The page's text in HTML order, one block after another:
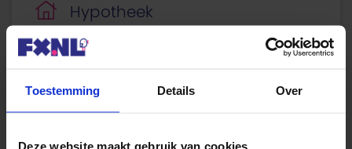
Toestemming Details Over
Deze website maakt gebruik van cookies
Hypotheek
Lenen
Beleggen
Sparen